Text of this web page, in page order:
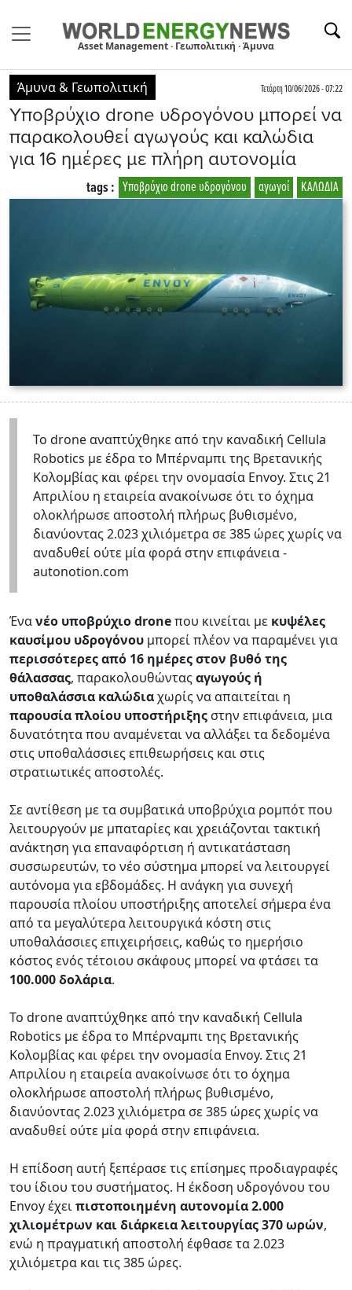
Asset Management · Γεωπολιτική · Άμυνα
Άμυνα & Γεωπολιτική Τετάρτη 10/06/2026 - 07:22
Υποβρύχιο drone υδρογόνου μπορεί να
παρακολουθεί αγωγούς και καλώδια
για 16 ημέρες με πλήρη αυτονομία
ΚΑΛΩΔΙΑ
αγωγοί
Υποβρύχιο drone υδρογόνου
tags :
Το drone αναπτύχθηκε από την καναδική Cellula
Robotics με έδρα το Μπέρναμπι της Βρετανικής
Κολομβίας και φέρει την ονομασία Envoy. Στις 21
Απριλίου η εταιρεία ανακοίνωσε ότι το όχημα
ολοκλήρωσε αποστολή πλήρως βυθισμένο,
διανύοντας 2.023 χιλιόμετρα σε 385 ώρες χωρίς να
αναδυθεί ούτε μία φορά στην επιφάνεια -
autonotion.com
Ένανέο υποβρύχιο droneπου κινείται με κυψέλες
καυσίμου υδρογόνου μπορεί πλέον να παραμένει για
περισσότερες από 16 ημέρες στον βυθό της
θάλασσας, παρακολουθώνταςαγωγούς ή
υποθαλάσσια καλώδιαχωρίς να απαιτείται η
παρουσία πλοίου υποστήριξης στην επιφάνεια, μια
δυνατότητα που αναμένεται να αλλάξει τα δεδομένα
στις υποθαλάσσιες επιθεωρήσεις και στις
στρατιωτικές αποστολές.
Σε αντίθεση με τα συμβατικά υποβρύχια ρομπότ που
λειτουργούν με μπαταρίες και χρειάζονται τακτική
ανάκτηση για επαναφόρτιση ή αντικατάσταση
συσσωρευτών, το νέο σύστημα μπορεί να λειτουργεί
αυτόνομα για εβδομάδες. Η ανάγκη για συνεχή
παρουσία πλοίου υποστήριξης αποτελεί σήμερα ένα
από τα μεγαλύτερα λειτουργικά κόστη στις
υποθαλάσσιες επιχειρήσεις, καθώς το ημερήσιο
κόστος ενός τέτοιου σκάφους μπορεί να φτάσει τα
100.000 δολάρια.
Το drone αναπτύχθηκε από την καναδική Cellula
Robotics με έδρα το Μπέρναμπι της Βρετανικής
Κολομβίας και φέρει την ονομασία Envoy. Στις 21
Απριλίου η εταιρεία ανακοίνωσε ότι το όχημα
ολοκλήρωσε αποστολή πλήρως βυθισμένο,
διανύοντας 2.023 χιλιόμετρα σε 385 ώρες χωρίς να
αναδυθεί ούτε μία φορά στην επιφάνεια.
Η επίδοση αυτή ξεπέρασε τις επίσημες προδιαγραφές
του ίδιου του συστήματος. Η έκδοση υδρογόνου του
Envoy έχειπιστοποιημένη αυτονομία 2.000
χιλιομέτρων και διάρκεια λειτουργίας 370 ωρών,
ενώ η πραγματική αποστολή έφθασε τα 2.023
χιλιόμετρα και τις 385 ώρες.